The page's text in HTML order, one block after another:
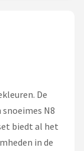
De
N8
biedt al het
in de